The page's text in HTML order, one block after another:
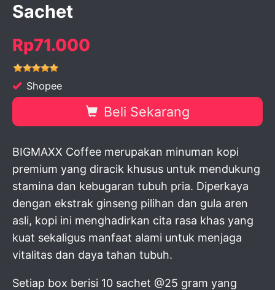
Sachet
Rp71.000
Shopee
Beli Sekarang
BIGMAXX Coffee merupakan minuman kopi
premium yang diracik khusus untuk mendukung
stamina dan kebugaran tubuh pria. Diperkaya
dengan ekstrak ginseng pilihan dan gula aren
asli, kopi ini menghadirkan cita rasa khas yang
kuat sekaligus manfaat alami untuk menjaga
vitalitas dan daya tahan tubuh.
Setiap box berisi 10 sachet @25 gram yang